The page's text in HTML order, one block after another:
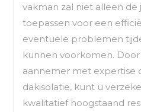
vakman zal niet alleen
toepassen voor een
eventuele problemen
kunnen voorkomen.
aannemer met expertise
dakisolatie, kunt u
kwalitatief hoogstaand